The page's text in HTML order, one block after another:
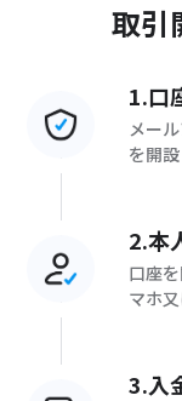
取引
1.口
メー
を開設
2.本
口座
マホ
3.入